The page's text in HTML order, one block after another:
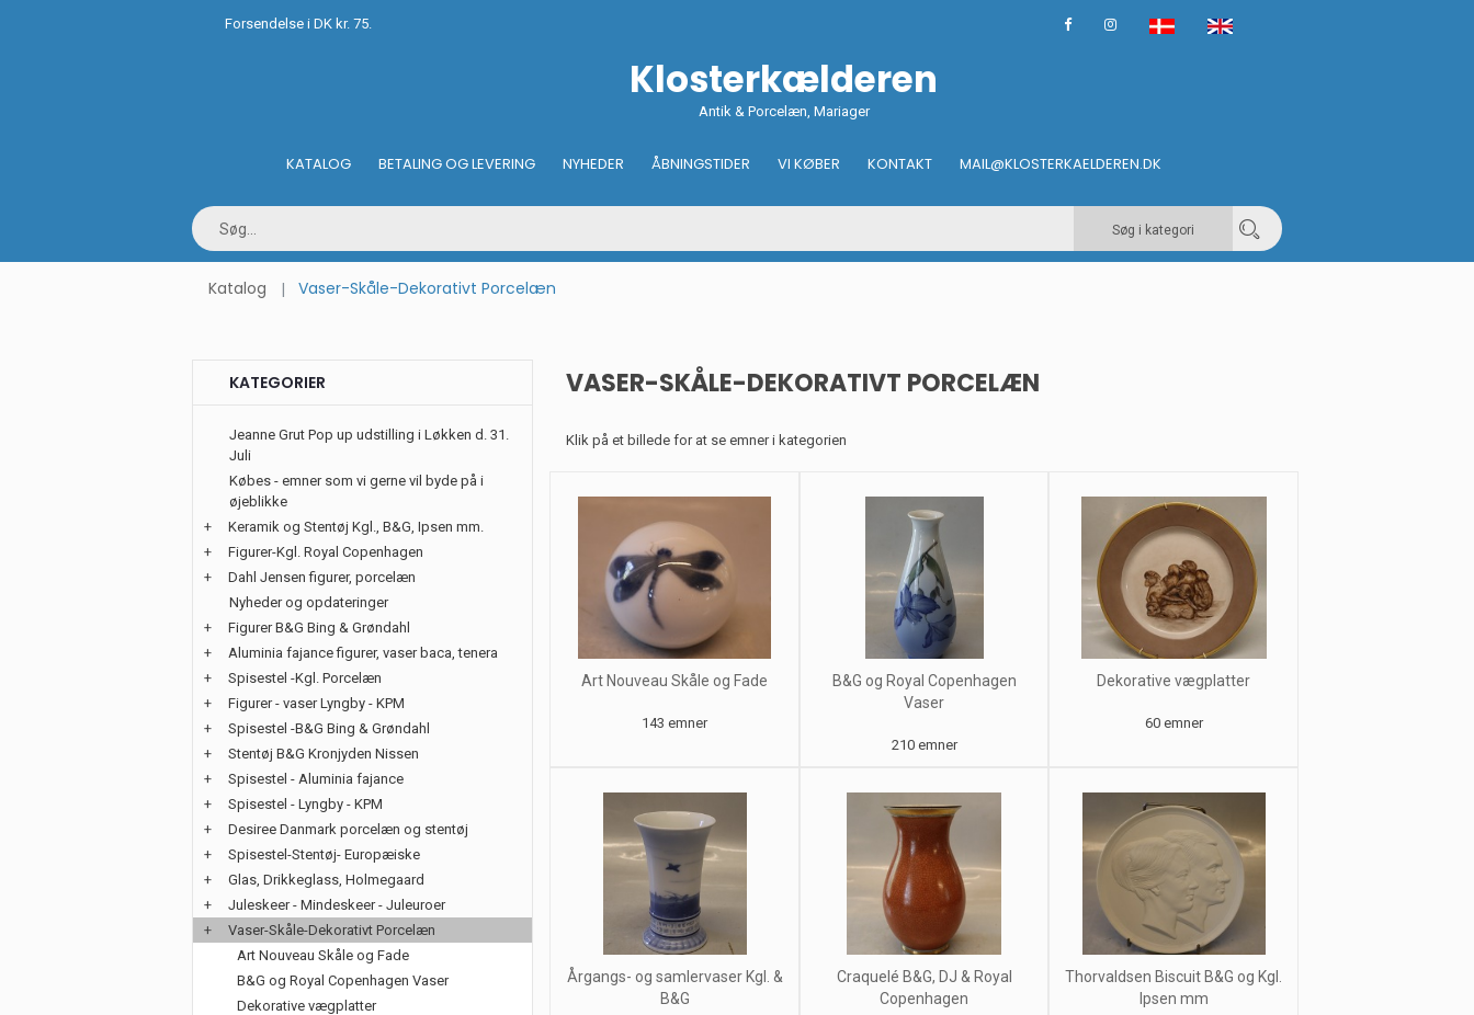
Forsendelse i DK kr. 75.
Klosterkælderen
Antik & Porcelæn, Mariager
KATALOG BETALING OG LEVERING NYHEDER ÅBNINGSTIDER VI KØBER KONTAKT MAIL@KLOSTERKAELDEREN.DK
Søg i kategori
Katalog Vaser-Skåle-Dekorativt Porcelæn
VASER-SKÅLE-DEKORATIVT PORCELÆN
Klik på et billede for at se emner i kategorien
Art Nouveau Skåle og Fade
143 emner
B&G og Royal Copenhagen
Vaser
210 emner
Dekorative vægplatter
60 emner
Årgangs- og samlervaser Kgl. &
B&G
Craquelé B&G, DJ & Royal
Copenhagen
Thorvaldsen Biscuit B&G og Kgl.
Ipsen mm
KATEGORIER
Jeanne Grut Pop up udstilling i Løkken d. 31.
Juli
Købes - emner som vi gerne vil byde på i
øjeblikke
+
Keramik og Stentøj Kgl., B&G, Ipsen mm.
+
Figurer-Kgl. Royal Copenhagen
+
Dahl Jensen figurer, porcelæn
Nyheder og opdateringer
+
Figurer B&G Bing & Grøndahl
+
Aluminia fajance figurer, vaser baca, tenera
+
Spisestel -Kgl. Porcelæn
+
Figurer - vaser Lyngby - KPM
+
Spisestel -B&G Bing & Grøndahl
+
Stentøj B&G Kronjyden Nissen
+
Spisestel - Aluminia fajance
+
Spisestel - Lyngby - KPM
+
Desiree Danmark porcelæn og stentøj
+
Spisestel-Stentøj- Europæiske
+
Glas, Drikkeglass, Holmegaard
+
Juleskeer - Mindeskeer - Juleuroer
+
Vaser-Skåle-Dekorativt Porcelæn
Art Nouveau Skåle og Fade
B&G og Royal Copenhagen Vaser
Dekorative vægplatter